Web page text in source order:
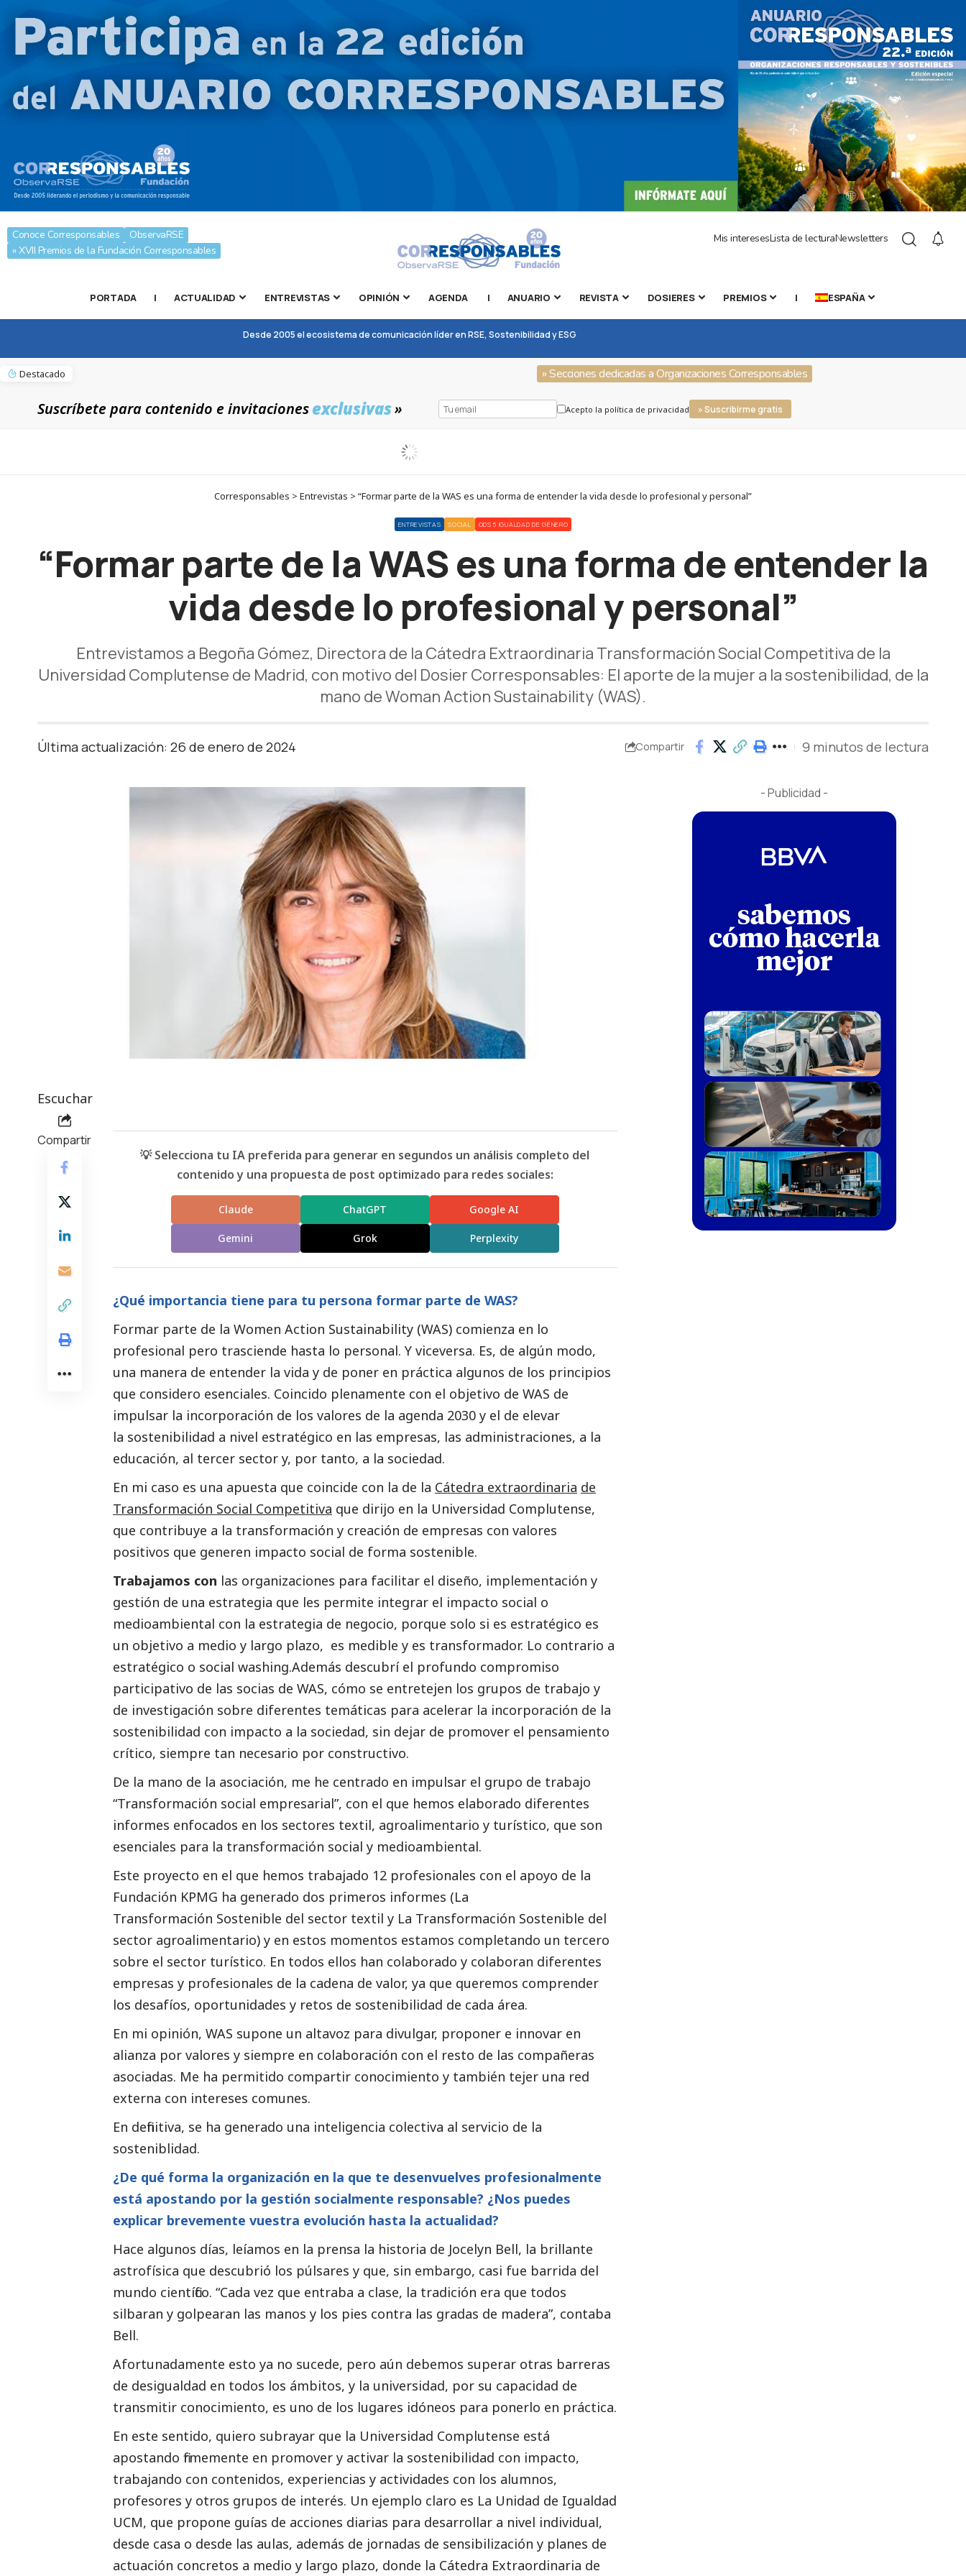
Conoce Corresponsables
ObservaRSE
» XVII Premios de la Fundación Corresponsables
Mis interesesLista de lecturaNewsletters
PORTADA | ACTUALIDAD ENTREVISTAS OPINIÓN AGENDA | ANUARIO REVISTA DOSIERES PREMIOS | ESPAÑA
Desde 2005 el ecosistema de comunicación líder en RSE, Sostenibilidad y ESG
Destacado » Secciones dedicadas a Organizaciones Corresponsables
Suscríbete para contenido e invitacionesexclusivas» Acepto la política de privacidad » Suscribirme gratis
Corresponsables > Entrevistas > “Formar parte de la WAS es una forma de entender la vida desde lo profesional y personal”
ENTREVISTAS SOCIAL ODS 5 IGUALDAD DE GÉNERO
“Formar parte de la WAS es una forma de entender la
vida desde lo profesional y personal”
Entrevistamos a Begoña Gómez, Directora de la Cátedra Extraordinaria Transformación Social Competitiva de la
Universidad Complutense de Madrid, con motivo del Dosier Corresponsables: El aporte de la mujer a la sostenibilidad, de la
mano de Woman Action Sustainability (WAS).
Última actualización: 26 de enero de 2024 Compartir 9 minutos de lectura
Escuchar
Compartir
💡 Selecciona tu IA preferida para generar en segundos un análisis completo del
contenido y una propuesta de post optimizado para redes sociales:
Claude ChatGPT Google AI
Gemini Grok Perplexity
¿Qué importancia tiene para tu persona formar parte de WAS?
Formar parte de la Women Action Sustainability (WAS) comienza en lo
profesional pero trasciende hasta lo personal. Y viceversa. Es, de algún modo,
una manera de entender la vida y de poner en práctica algunos de los principios
que considero esenciales. Coincido plenamente con el objetivo de WAS de
impulsar la incorporación de los valores de la agenda 2030 y el de elevar
la sostenibilidad a nivel estratégico en las empresas, las administraciones, a la
educación, al tercer sector y, por tanto, a la sociedad.
En mi caso es una apuesta que coincide con la de la Cátedra extraordinaria de
Transformación Social Competitiva que dirijo en la Universidad Complutense,
que contribuye a la transformación y creación de empresas con valores
positivos que generen impacto social de forma sostenible.
Trabajamos con las organizaciones para facilitar el diseño, implementación y
gestión de una estrategia que les permite integrar el impacto social o
medioambiental con la estrategia de negocio, porque solo si es estratégico es
un objetivo a medio y largo plazo, es medible y es transformador. Lo contrario a
estratégico o social washing.Además descubrí el profundo compromiso
participativo de las socias de WAS, cómo se entretejen los grupos de trabajo y
de investigación sobre diferentes temáticas para acelerar la incorporación de la
sostenibilidad con impacto a la sociedad, sin dejar de promover el pensamiento
crítico, siempre tan necesario por constructivo.
De la mano de la asociación, me he centrado en impulsar el grupo de trabajo
“Transformación social empresarial”, con el que hemos elaborado diferentes
informes enfocados en los sectores textil, agroalimentario y turístico, que son
esenciales para la transformación social y medioambiental.
Este proyecto en el que hemos trabajado 12 profesionales con el apoyo de la
Fundación KPMG ha generado dos primeros informes (La
Transformación Sostenible del sector textil y La Transformación Sostenible del
sector agroalimentario) y en estos momentos estamos completando un tercero
sobre el sector turístico. En todos ellos han colaborado y colaboran diferentes
empresas y profesionales de la cadena de valor, ya que queremos comprender
los desafíos, oportunidades y retos de sostenibilidad de cada área.
En mi opinión, WAS supone un altavoz para divulgar, proponer e innovar en
alianza por valores y siempre en colaboración con el resto de las compañeras
asociadas. Me ha permitido compartir conocimiento y también tejer una red
externa con intereses comunes.
En definitiva, se ha generado una inteligencia colectiva al servicio de la
sosteniblidad.
¿De qué forma la organización en la que te desenvuelves profesionalmente
está apostando por la gestión socialmente responsable? ¿Nos puedes
explicar brevemente vuestra evolución hasta la actualidad?
Hace algunos días, leíamos en la prensa la historia de Jocelyn Bell, la brillante
astrofísica que descubrió los púlsares y que, sin embargo, casi fue barrida del
mundo científico. “Cada vez que entraba a clase, la tradición era que todos
silbaran y golpearan las manos y los pies contra las gradas de madera”, contaba
Bell.
Afortunadamente esto ya no sucede, pero aún debemos superar otras barreras
de desigualdad en todos los ámbitos, y la universidad, por su capacidad de
transmitir conocimiento, es uno de los lugares idóneos para ponerlo en práctica.
En este sentido, quiero subrayar que la Universidad Complutense está
apostando firmemente en promover y activar la sostenibilidad con impacto,
trabajando con contenidos, experiencias y actividades con los alumnos,
profesores y otros grupos de interés. Un ejemplo claro es La Unidad de Igualdad
UCM, que propone guías de acciones diarias para desarrollar a nivel individual,
desde casa o desde las aulas, además de jornadas de sensibilización y planes de
actuación concretos a medio y largo plazo, donde la Cátedra Extraordinaria de
- Publicidad -